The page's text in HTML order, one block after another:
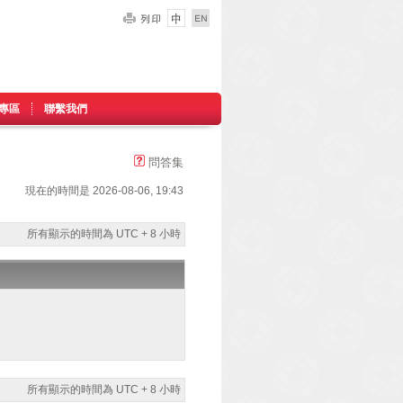
區 聯繫我們
問答集
現在的時間是 2026-08-06, 19:43
所有顯示的時間為 UTC + 8 小時
所有顯示的時間為 UTC + 8 小時